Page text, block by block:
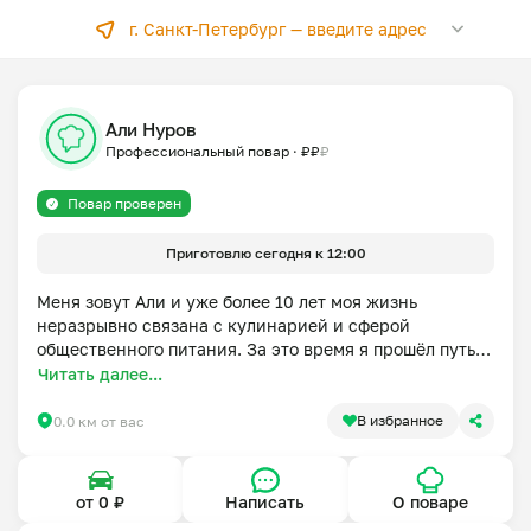
г. Санкт-Петербург —введите адрес
Али Нуров
Профессиональный повар · ₽₽₽
Повар проверен
Приготовлю сегодня к 12:00
Меня зовут Али и уже более 10 лет моя жизнь
неразрывно связана с кулинарией и сферой
общественного питания. За это время я прошёл путь
от повара до территориального шеф-повара, работал в
колоссальный опыт в разных гастрономических
Я специализируюсь на итальянской, паназиатской,
восточной и европейской кухне, умею сочетать
классические рецепты с современными подходами и
Читать далее...
0.0 км от вас В избранное
от 0 ₽ Написать О поваре